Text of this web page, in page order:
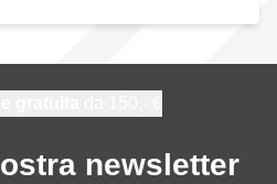
newsletter